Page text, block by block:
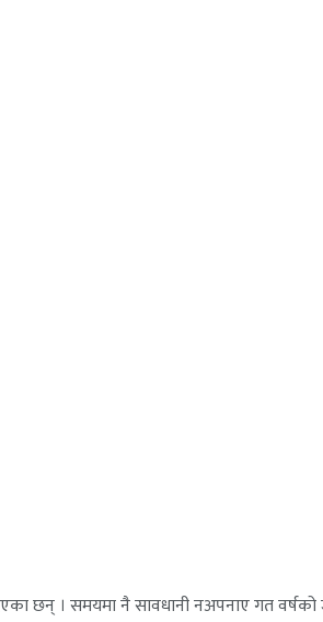
छन् । समयमा नै सावधानी नअपनाए गत